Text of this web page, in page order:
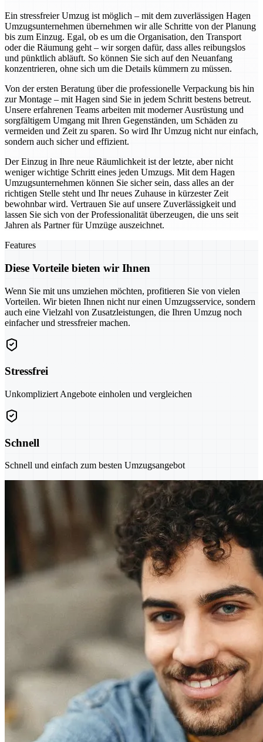
Ein stressfreier Umzug ist möglich – mit dem zuverlässigen Hagen
Umzugsunternehmen übernehmen wir alle Schritte von der Planung
bis zum Einzug. Egal, ob es um die Organisation, den Transport
oder die Räumung geht – wir sorgen dafür, dass alles reibungslos
und pünktlich abläuft. So können Sie sich auf den Neuanfang
konzentrieren, ohne sich um die Details kümmern zu müssen.
Von der ersten Beratung über die professionelle Verpackung bis hin
zur Montage – mit Hagen sind Sie in jedem Schritt bestens betreut.
Unsere erfahrenen Teams arbeiten mit moderner Ausrüstung und
sorgfältigem Umgang mit Ihren Gegenständen, um Schäden zu
vermeiden und Zeit zu sparen. So wird Ihr Umzug nicht nur einfach,
sondern auch sicher und effizient.
Der Einzug in Ihre neue Räumlichkeit ist der letzte, aber nicht
weniger wichtige Schritt eines jeden Umzugs. Mit dem Hagen
Umzugsunternehmen können Sie sicher sein, dass alles an der
richtigen Stelle steht und Ihr neues Zuhause in kürzester Zeit
bewohnbar wird. Vertrauen Sie auf unsere Zuverlässigkeit und
lassen Sie sich von der Professionalität überzeugen, die uns seit
Jahren als Partner für Umzüge auszeichnet.
Features
Diese Vorteile bieten wir Ihnen
Wenn Sie mit uns umziehen möchten, profitieren Sie von vielen
Vorteilen. Wir bieten Ihnen nicht nur einen Umzugsservice, sondern
auch eine Vielzahl von Zusatzleistungen, die Ihren Umzug noch
einfacher und stressfreier machen.
Stressfrei
Unkompliziert Angebote einholen und vergleichen
Schnell
Schnell und einfach zum besten Umzugsangebot